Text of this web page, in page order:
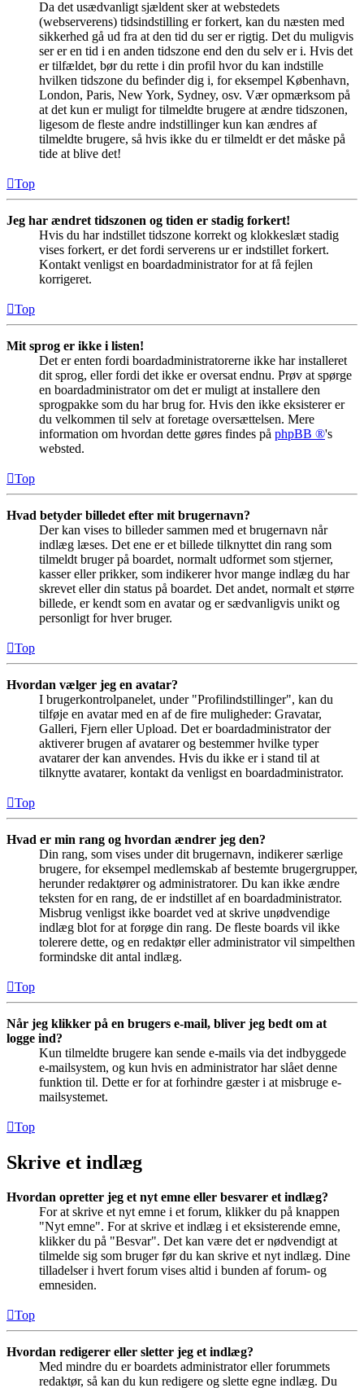
Da det usædvanligt sjældent sker at webstedets
(webserverens) tidsindstilling er forkert, kan du næsten med
sikkerhed gå ud fra at den tid du ser er rigtig. Det du muligvis
ser er en tid i en anden tidszone end den du selv er i. Hvis det
er tilfældet, bør du rette i din profil hvor du kan indstille
hvilken tidszone du befinder dig i, for eksempel København,
London, Paris, New York, Sydney, osv. Vær opmærksom på
at det kun er muligt for tilmeldte brugere at ændre tidszonen,
ligesom de fleste andre indstillinger kun kan ændres af
tilmeldte brugere, så hvis ikke du er tilmeldt er det måske på
tide at blive det!
Top
Jeg har ændret tidszonen og tiden er stadig forkert!
Hvis du har indstillet tidszone korrekt og klokkeslæt stadig
vises forkert, er det fordi serverens ur er indstillet forkert.
Kontakt venligst en boardadministrator for at få fejlen
korrigeret.
Top
Mit sprog er ikke i listen!
Det er enten fordi boardadministratorerne ikke har installeret
dit sprog, eller fordi det ikke er oversat endnu. Prøv at spørge
en boardadministrator om det er muligt at installere den
sprogpakke som du har brug for. Hvis den ikke eksisterer er
du velkommen til selv at foretage oversættelsen. Mere
information om hvordan dette gøres findes på phpBB ®'s
websted.
Top
Hvad betyder billedet efter mit brugernavn?
Der kan vises to billeder sammen med et brugernavn når
indlæg læses. Det ene er et billede tilknyttet din rang som
tilmeldt bruger på boardet, normalt udformet som stjerner,
kasser eller prikker, som indikerer hvor mange indlæg du har
skrevet eller din status på boardet. Det andet, normalt et større
billede, er kendt som en avatar og er sædvanligvis unikt og
personligt for hver bruger.
Top
Hvordan vælger jeg en avatar?
I brugerkontrolpanelet, under "Profilindstillinger", kan du
tilføje en avatar med en af de fire muligheder: Gravatar,
Galleri, Fjern eller Upload. Det er boardadministrator der
aktiverer brugen af avatarer og bestemmer hvilke typer
avatarer der kan anvendes. Hvis du ikke er i stand til at
tilknytte avatarer, kontakt da venligst en boardadministrator.
Top
Hvad er min rang og hvordan ændrer jeg den?
Din rang, som vises under dit brugernavn, indikerer særlige
brugere, for eksempel medlemskab af bestemte brugergrupper,
herunder redaktører og administratorer. Du kan ikke ændre
teksten for en rang, de er indstillet af en boardadministrator.
Misbrug venligst ikke boardet ved at skrive unødvendige
indlæg blot for at forøge din rang. De fleste boards vil ikke
tolerere dette, og en redaktør eller administrator vil simpelthen
formindske dit antal indlæg.
Top
Når jeg klikker på en brugers e-mail, bliver jeg bedt om at
logge ind?
Kun tilmeldte brugere kan sende e-mails via det indbyggede
e-mailsystem, og kun hvis en administrator har slået denne
funktion til. Dette er for at forhindre gæster i at misbruge e-
mailsystemet.
Top
Skrive et indlæg
Hvordan opretter jeg et nyt emne eller besvarer et indlæg?
For at skrive et nyt emne i et forum, klikker du på knappen
"Nyt emne". For at skrive et indlæg i et eksisterende emne,
klikker du på "Besvar". Det kan være det er nødvendigt at
tilmelde sig som bruger før du kan skrive et nyt indlæg. Dine
tilladelser i hvert forum vises altid i bunden af forum- og
emnesiden.
Top
Hvordan redigerer eller sletter jeg et indlæg?
Med mindre du er boardets administrator eller forummets
redaktør, så kan du kun redigere og slette egne indlæg. Du